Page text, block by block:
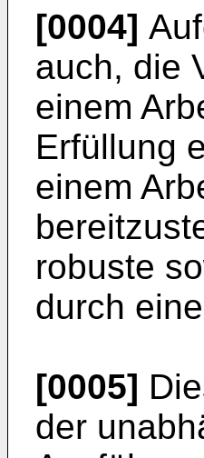
[0004]
auch, die
einem
Erfüllung
einem
robuste
durch
[0005]
der